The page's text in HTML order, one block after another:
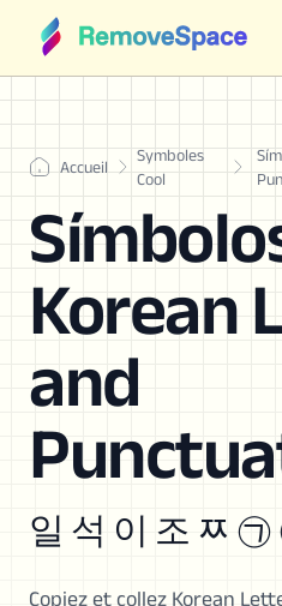
Accueil
Symboles
Cool
Korean
and
일 석 이 조 ﾹ ㉠
Copiez et collez Korean